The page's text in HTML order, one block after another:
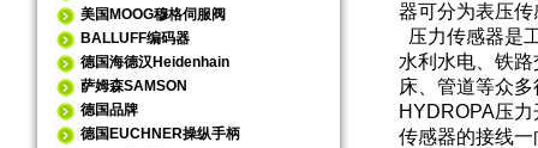
美国MOOG穆格伺服阀
BALLUFF编码器
德国海德汉Heidenhain
萨姆森SAMSON
德国品牌
德国EUCHNER操纵手柄
器可分为表压
压力传感器是
水利水电、铁
床、管道等众
HYDROPA压
传感器的接线